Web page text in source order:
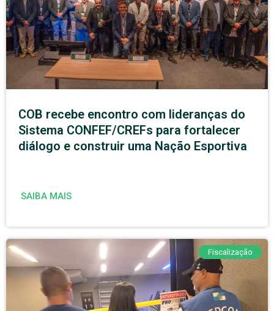
COB recebe encontro com lideranças do
Sistema CONFEF/CREFs para fortalecer
diálogo e construir uma Nação Esportiva
SAIBA MAIS
Fiscalização